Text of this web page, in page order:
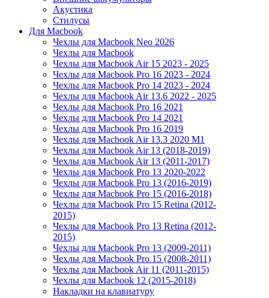
Акустика
Стилусы
Для Macbook
Чехлы для Macbook Neo 2026
Чехлы для Macbook
Чехлы для Macbook Air 15 2023 - 2025
Чехлы для Macbook Pro 16 2023 - 2024
Чехлы для Macbook Pro 14 2023 - 2024
Чехлы для Macbook Air 13.6 2022 - 2025
Чехлы для Macbook Pro 16 2021
Чехлы для Macbook Pro 14 2021
Чехлы для Macbook Pro 16 2019
Чехлы для Macbook Air 13.3 2020 M1
Чехлы для Macbook Air 13 (2018-2019)
Чехлы для Macbook Air 13 (2011-2017)
Чехлы для Macbook Pro 13 2020-2022
Чехлы для Macbook Pro 13 (2016-2019)
Чехлы для Macbook Pro 15 (2016-2018)
Чехлы для Macbook Pro 15 Retina (2012-
2015)
Чехлы для Macbook Pro 13 Retina (2012-
2015)
Чехлы для Macbook Pro 13 (2009-2011)
Чехлы для Macbook Pro 15 (2008-2011)
Чехлы для Macbook Air 11 (2011-2015)
Чехлы для Macbook 12 (2015-2018)
Накладки на клавиатуру